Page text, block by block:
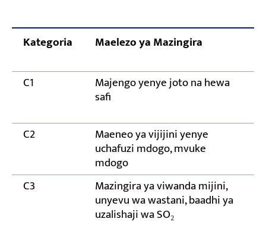
mipako ulionukuliwa na mtengenezaji
unaaminika?
kwa miaka mingapi?
Kategoria Maelezo ya Mazingira
C1
Majengo yenye joto na hewa
safi
C2 Maeneo ya vijijini yenye
uchafuzi mdogo, mvuke
mdogo
C3
Mazingira ya viwanda mijini,
unyevu wa wastani, baadhi ya
uzalishaji wa SO₂